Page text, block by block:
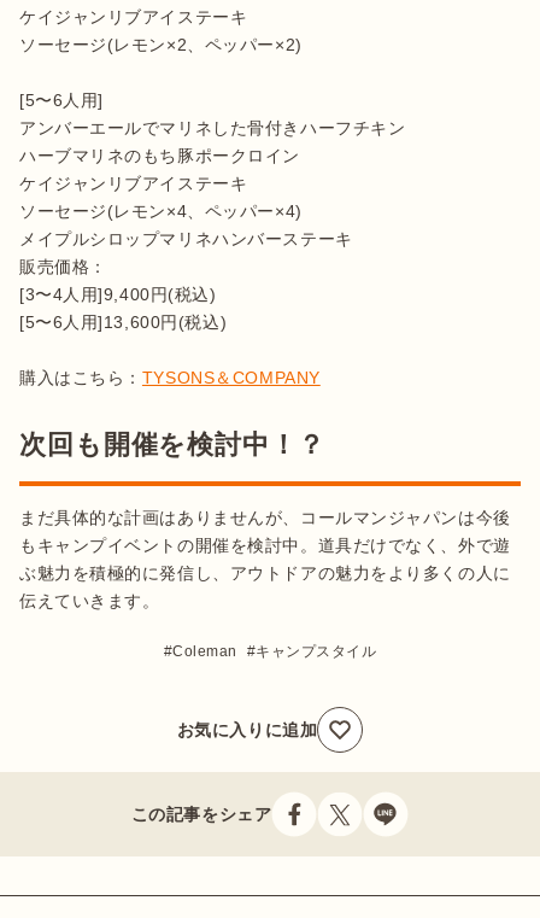
ケイジャンリブアイステーキ
ソーセージ(レモン×2、ペッパー×2)
[5〜6人用]
アンバーエールでマリネした骨付きハーフチキン
ハーブマリネのもち豚ポークロイン
ケイジャンリブアイステーキ
ソーセージ(レモン×4、ペッパー×4)
メイプルシロップマリネハンバーステーキ
販売価格：
[3〜4人用]9,400円(税込)
[5〜6人用]13,600円(税込)
購入はこちら： TYSONS＆COMPANY
次回も開催を検討中！？
まだ具体的な計画はありませんが、コールマンジャパンは今後
もキャンプイベントの開催を検討中。道具だけでなく、外で遊
ぶ魅力を積極的に発信し、アウトドアの魅力をより多くの人に
伝えていきます。
Coleman キャンプスタイル
お気に入りに追加
この記事をシェア